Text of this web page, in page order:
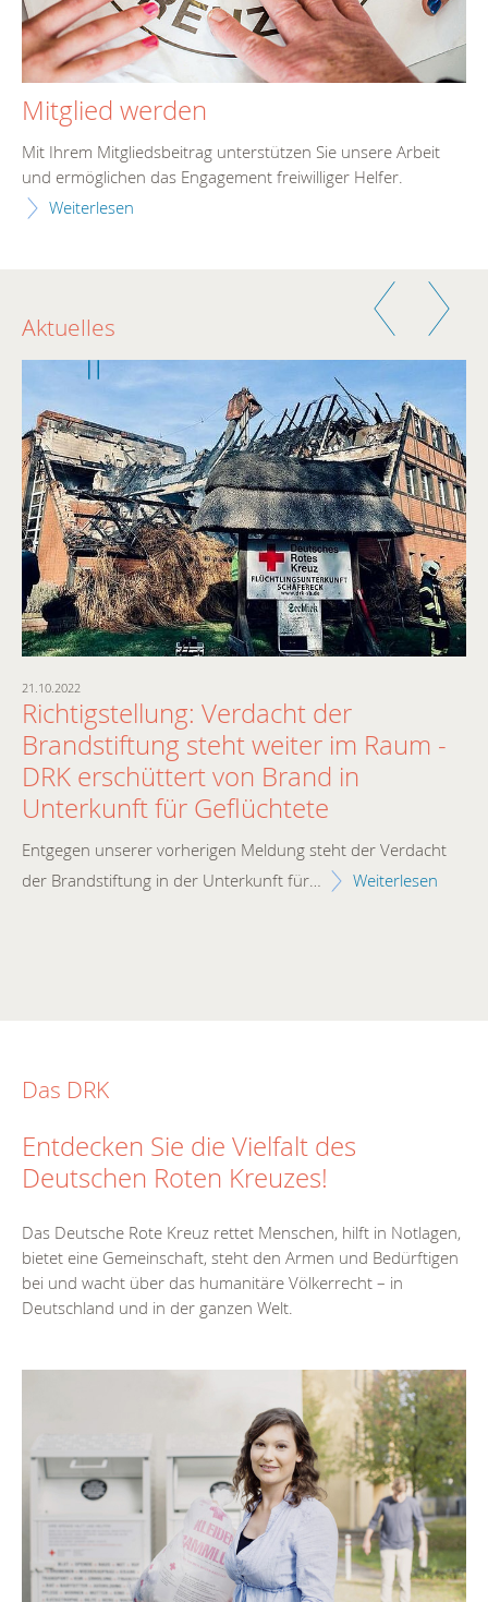
Mitglied werden
Mit Ihrem Mitgliedsbeitrag unterstützen Sie unsere Arbeit
und ermöglichen das Engagement freiwilliger Helfer.
Weiterlesen
Aktuelles
Weiter
Zurück
21.10.2022
Richtigstellung: Verdacht der
Brandstiftung steht weiter im Raum -
DRK erschüttert von Brand in
Unterkunft für Geflüchtete
Entgegen unserer vorherigen Meldung steht der Verdacht
der Brandstiftung in der Unterkunft für…
Weiterlesen
Weiter
Das DRK
Entdecken Sie die Vielfalt des
Deutschen Roten Kreuzes!
Das Deutsche Rote Kreuz rettet Menschen, hilft in Notlagen,
bietet eine Gemeinschaft, steht den Armen und Bedürftigen
bei und wacht über das humanitäre Völkerrecht – in
Deutschland und in der ganzen Welt.